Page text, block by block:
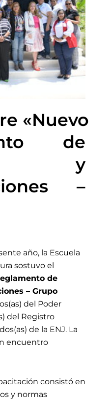
«Nuevo
de
y
–
año, la Escuela
sostuvo el
de
– Grupo
del Poder
del Registro
(as) de la ENJ. La
encuentro
consistó en
y normas